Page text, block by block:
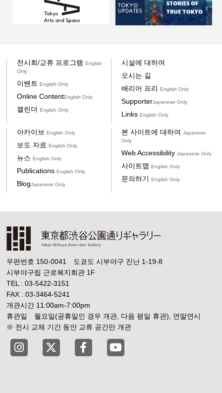
전시회/교류 프로그램English
Only
이벤트English Only
Online ContentEnglish Only
캘린더English Only
시설에 대하여
오시는 길
배리어 프리 English Only
SupporterJapanese Only
Links English Only
아카이브English Only
보도 자료English Only
뉴스English Only
PublicationsEnglish Only
BlogJapanese Only
본 사이트에 대하여 Japanese
Only
Web Accessibility Japanese Only
사이트맵 English Only
문의하기 English Only
우편번호 150-0041 도쿄도 시부야구 진난 1-19-8
시부야구립 근로복지회관 1F
TEL : 03-5422-3151
FAX : 03-3464-5241
개관시간 11:00am-7:00pm
휴관일 월요일(공휴일인 경우 개관, 다음 평일 휴관), 연말연시
※ 전시 교체 기간 동안 교류 공간만 개관
Tokyo Shibuya Koen-dori Gallery instagram
Tokyo Shibuya Koen-dori Gallery X
Tokyo Shibuya Koen-dori Gallery
Tokyo Shibuya Koen-dori